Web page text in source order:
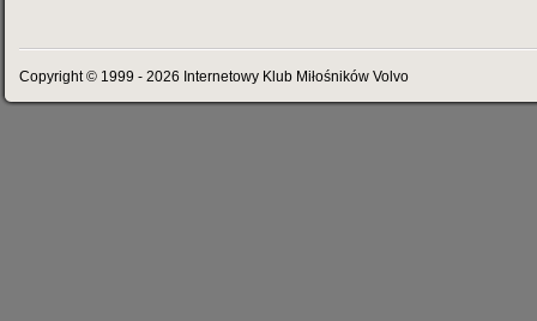
Copyright © 1999 - 2026 Internetowy Klub Miłośników Volvo